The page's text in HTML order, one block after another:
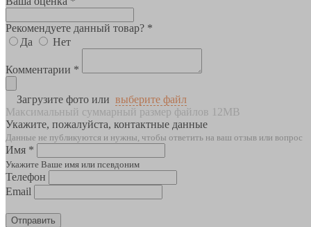
Рекомендуете данный товар? *
Да
Нет
Комментарии *
Загрузите фото или выберите файл
Максимальный суммарный размер файлов 12MB
Укажите, пожалуйста, контактные данные
Данные не публикуются и нужны, чтобы ответить на ваш отзыв или вопрос
Имя *
Укажите Ваше имя или псевдоним
Телефон
Email
Отправить